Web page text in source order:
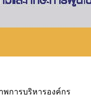
การบริหารองค์กร